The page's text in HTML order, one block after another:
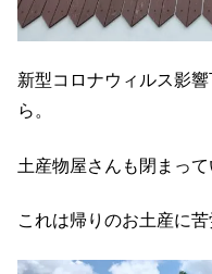
新型コロナウィルス影
ら。
土産物屋さんも閉まっ
これは帰りのお土産に苦